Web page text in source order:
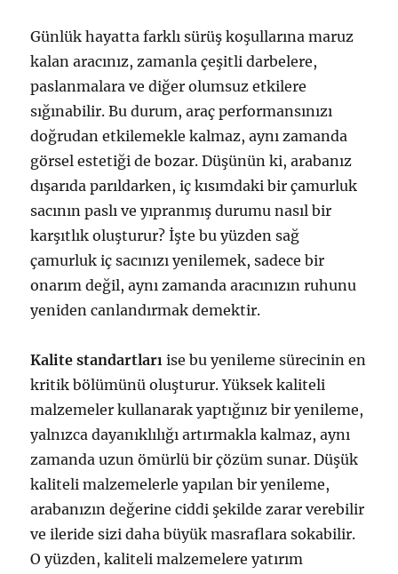
Günlük hayatta farklı sürüş koşullarına maruz
kalan aracınız, zamanla çeşitli darbelere,
paslanmalara ve diğer olumsuz etkilere
sığınabilir. Bu durum, araç performansınızı
doğrudan etkilemekle kalmaz, aynı zamanda
görsel estetiği de bozar. Düşünün ki, arabanız
dışarıda parıldarken, iç kısımdaki bir çamurluk
sacının paslı ve yıpranmış durumu nasıl bir
karşıtlık oluşturur? İşte bu yüzden sağ
çamurluk iç sacınızı yenilemek, sadece bir
onarım değil, aynı zamanda aracınızın ruhunu
yeniden canlandırmak demektir.
Kalite standartları ise bu yenileme sürecinin en
kritik bölümünü oluşturur. Yüksek kaliteli
malzemeler kullanarak yaptığınız bir yenileme,
yalnızca dayanıklılığı artırmakla kalmaz, aynı
zamanda uzun ömürlü bir çözüm sunar. Düşük
kaliteli malzemelerle yapılan bir yenileme,
arabanızın değerine ciddi şekilde zarar verebilir
ve ileride sizi daha büyük masraflara sokabilir.
O yüzden, kaliteli malzemelere yatırım